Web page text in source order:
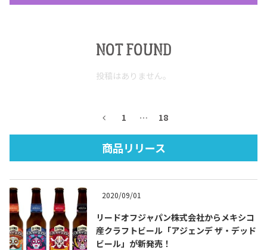
NOT FOUND
投稿はありません。
1 … 18
商品リリース
2020/09/01
リードオフジャパン株式会社からメキシコ
産クラフトビール「アジェンデ ザ・デッド
ビール」が新発売！